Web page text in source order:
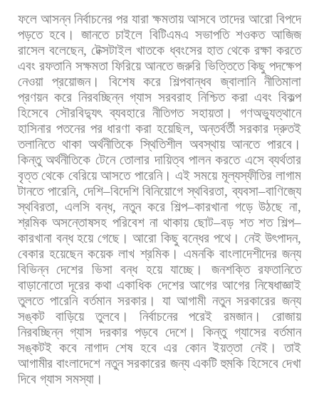
ফলে আসন্ন নির্বাচনের পর যারা ক্ষমতায় আসবে তাদের আরো বিপদে
পড়তে হবে। জানতে চাইলে বিটিএমএ সভাপতি শওকত আজিজ
রাসেল বলেছেন,টেক্সটাইল খাতকে ধ্বংসের হাত থেকে রক্ষা করতে
এবং রফতানি সক্ষমতা ফিরিয়ে আনতে জরুরি ভিত্তিতে কিছু পদক্ষেপ
নেওয়া প্রয়োজন। বিশেষ করে শিল্পবান্ধব জ্বালানি নীতিমালা
প্রণয়ন করে নিরবচ্ছিন্ন গ্যাস সরবরাহ নিশ্চিত করা এবং বিকল্প
হিসেবে সৌরবিদ্যুৎ ব্যবহারে নীতিগত সহায়তা। গণঅভ্যুত্থানে
হাসিনার পতনের পর ধারণা করা হয়েছিল, অন্তর্বর্তী সরকার দ্রুতই
তলানিতে থাকা অর্থনীতিকে স্থিতিশীল অবস্থায় আনতে পারবে।
কিন্তু অর্থনীতিকে টেনে তোলার দায়িত্ব পালন করতে এসে ব্যর্থতার
বৃত্ত থেকে বেরিয়ে আসতে পারেনি। এই সময়ে মূল্যস্ফীতির লাগাম
টানতে পারেনি, দেশি–বিদেশি বিনিয়োগে স্থবিরতা,ব্যবসা–বাণিজ্যে
স্থবিরতা, এলসি বন্ধ, নতুন করে শিল্প–কারখানা গড়ে উঠছে না,
শ্রমিক অসন্তোষসহ পরিবেশ না থাকায় ছোট–বড় শত শত শিল্প–
কারখানা বন্ধ হয়ে গেছে। আরো কিছু বন্ধের পথে। নেই উৎপাদন,
বেকার হয়েছেন কয়েক লাখ শ্রমিক। এমনকি বাংলাদেশীদের জন্য
বিভিন্ন দেশের ভিসা বন্ধ হয়ে যাচ্ছে। জনশক্তি রফতানিতে
বাড়ানোতো দূরের কথা একাধিক দেশের আগের আগের নিষেধাজ্ঞাই
তুলতে পারেনি বর্তমান সরকার। যা আগামী নতুন সরকারের জন্য
সঙ্কট
বাড়িয়ে তুলবে। নির্বাচনের পরেই রমজান।
রোজায়
নিরবচ্ছিন্ন গ্যাস দরকার পড়বে দেশে। কিন্তু গ্যাসের বর্তমান
সঙ্কটই কবে নাগাদ শেষ হবে এর কোন ইয়ত্তা নেই।
তাই
আগামীর বাংলাদেশে নতুন সরকারের জন্য একটি হুমকি হিসেবে দেখা
দিবে গ্যাস সমস্যা।